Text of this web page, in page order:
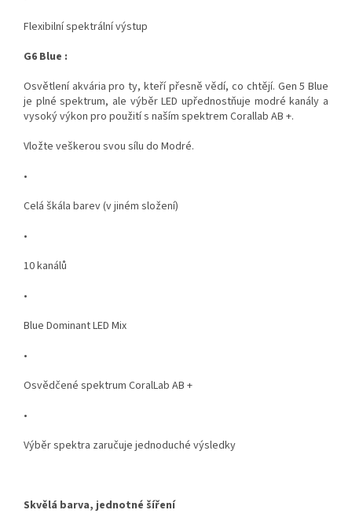
Flexibilní spektrální výstup
G6 Blue :
Osvětlení akvária pro ty, kteří přesně vědí, co chtějí. Gen 5 Blue
je plné spektrum, ale výběr LED upřednostňuje modré kanály a
vysoký výkon pro použití s naším spektrem Corallab AB +.
Vložte veškerou svou sílu do Modré.
•
Celá škála barev (v jiném složení)
•
10 kanálů
•
Blue Dominant LED Mix
•
Osvědčené spektrum CoralLab AB +
•
Výběr spektra zaručuje jednoduché výsledky
Skvělá barva, jednotné šíření